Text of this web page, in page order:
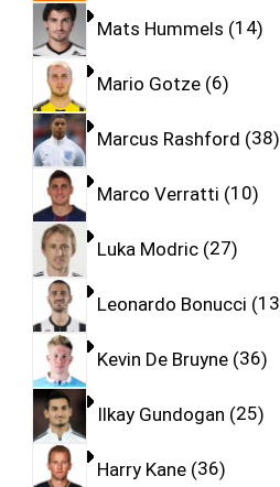
Mats Hummels 14
Mario Gotze 6
Marcus Rashford 38
Marco Verratti 10
Luka Modric 27
Leonardo Bonucci 13
Kevin De Bruyne 36
Ilkay Gundogan 25
Harry Kane 36